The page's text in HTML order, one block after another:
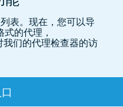
表。现在，您可以导
式的代理，
们的代理检查器的访